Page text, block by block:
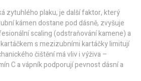
zytuhlého plaku, je další faktor, který
kámen dostane pod dásně, zvyšuje
scaling (odstraňování kamene) a
s mezizubními kartáčky limitují
čištění má vliv i výživa –
C a vápník podporují pevnost dásní a